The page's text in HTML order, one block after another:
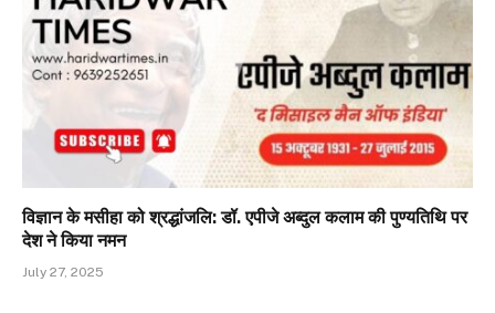
विज्ञान के मसीहा को श्रद्धांजलि: डॉ. एपीजे अब्दुल कलाम की पुण्यतिथि पर
देश ने किया नमन
July 27, 2025